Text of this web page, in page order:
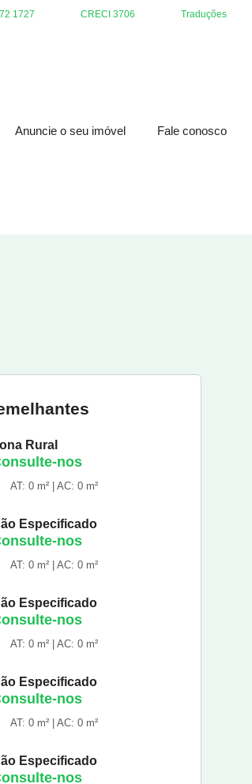
1727 CRECI 3706 Traduções
Anuncie o seu imóvel Fale conosco
Rural
nos
AT: 0 m² | AC: 0 m²
Especificado
nos
AT: 0 m² | AC: 0 m²
Especificado
nos
AT: 0 m² | AC: 0 m²
Especificado
nos
AT: 0 m² | AC: 0 m²
Especificado
nos